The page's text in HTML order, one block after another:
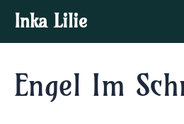
Inhalt
springen
Inka Lilie
Engel Im
nach: